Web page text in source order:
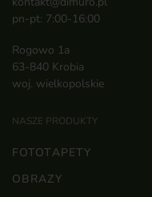
pn-pt: 7:00-16:00
Rogowo 1a
63-840 Krobia
woj. wielkopolskie
NASZE PRODUKTY
FOTOTAPETY
OBRAZY